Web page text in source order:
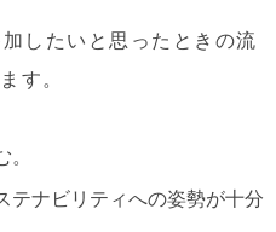
したいと思ったときの流
す。
ナビリティへの姿勢が十分